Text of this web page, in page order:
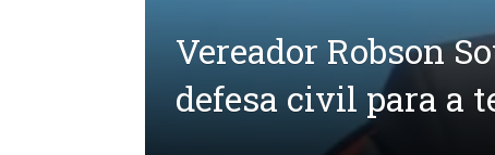
Vereador Robson
defesa civil para a